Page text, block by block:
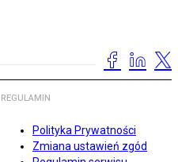
REGULAMIN
Polityka Prywatności
Zmiana ustawień zgód